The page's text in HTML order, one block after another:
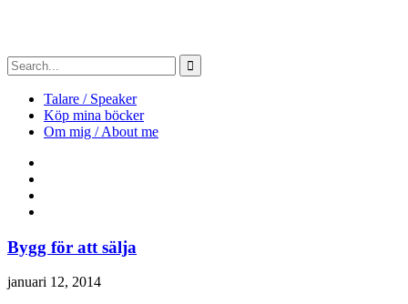
Talare / Speaker
Köp mina böcker
Om mig / About me
Bygg för att sälja
januari 12, 2014